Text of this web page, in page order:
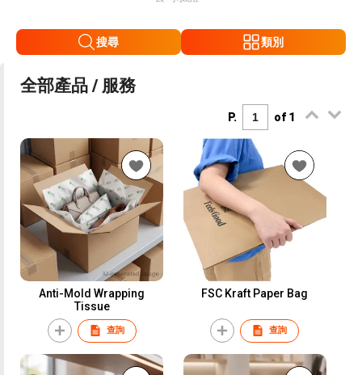
搜尋 類別
全部產品 / 服務
P. of 1
Anti-Mold Wrapping
Tissue
查詢
FSC Kraft Paper Bag
查詢